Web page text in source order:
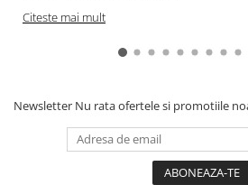
Citeste mai mult
Newsletter Nu rata ofertele si promotiile